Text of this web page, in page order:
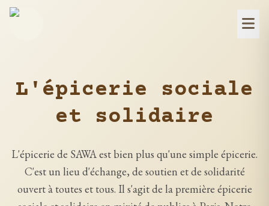
L'épicerie sociale
et solidaire
L'épicerie de SAWA est bien plus qu'une simple épicerie.
C'est un lieu d'échange, de soutien et de solidarité
ouvert à toutes et tous. Il s'agit de la première épicerie